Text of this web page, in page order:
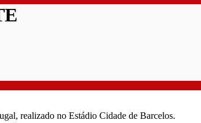
realizado no Estádio Cidade de Barcelos.